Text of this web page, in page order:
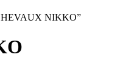
NIKKO”